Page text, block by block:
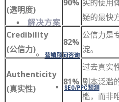
解决方案
营销顾问咨询
SEO/PPC预测
(透明度)
90% 实的使用
疑的最快
Credibility
(公信力)
82%
公信力是
淀。
Authenticity
(真实性)
81%
过去真实
剧本泛滥
槛，而非